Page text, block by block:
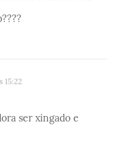
15:22
ser xingado e